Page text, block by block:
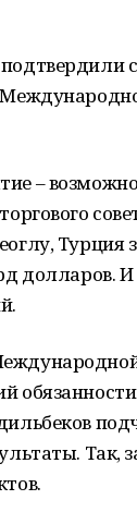
–
Турция
долларов. И
обязанности
Так,